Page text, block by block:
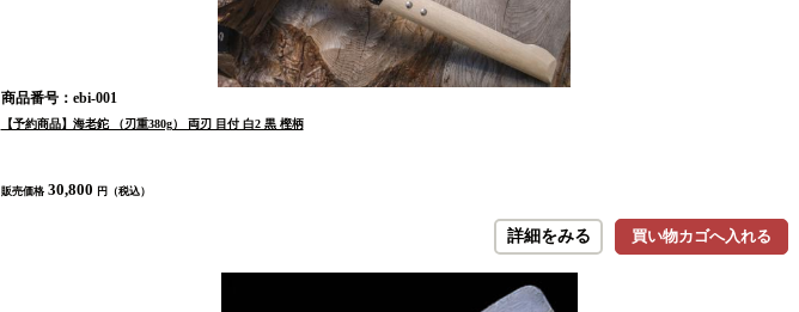
商品番号：ebi-001
【予約商品】海老鉈 （刃重380g） 両刃 目付 白2 黒 樫柄
販売価格 30,800 円（税込）
買い物カゴへ入れる
詳細をみる